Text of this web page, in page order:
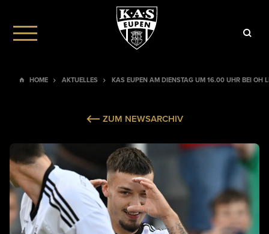
HOME AKTUELLES KAS EUPEN AM DIENSTAG UM 16.00 UHR BEI OH
ZUM NEWSARCHIV